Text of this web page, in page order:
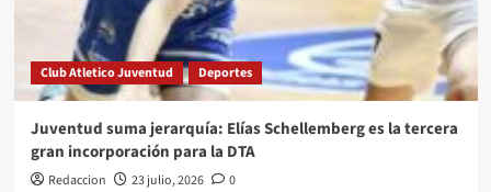
Club Atletico Juventud Deportes
Juventud suma jerarquía: Elías Schellemberg es la tercera
gran incorporación para la DTA
Redaccion 23 julio, 2026 0